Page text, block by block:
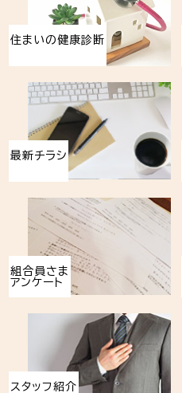
住まいの健康診断
最新チラシ
組合員さま
アンケート
スタッフ紹介